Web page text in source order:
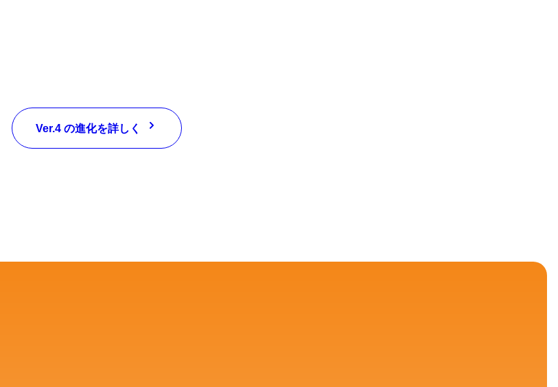
Ver.4 の進化を詳しく